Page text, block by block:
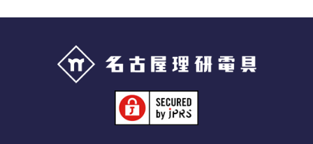
当サイトでは、より良いサービスの提供、またユーザビリ
ティの向上のため、Googleアナリティクスを使用し、当サ
イトの利用状況などのデータ収集及び解析を行っておりま
す。その際、「Cookie」を通じて、Googleがお客様のIPア
ドレスなどの情報を収集する場合がありますが、
「Cookie」で収集される情報は個人を特定できるものでは